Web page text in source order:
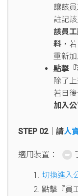
讓該
註記
該員
料 ，
重新
點擊
除了
若日
加入
STEP 02｜請人
適用裝置：
切換進入
點擊『員